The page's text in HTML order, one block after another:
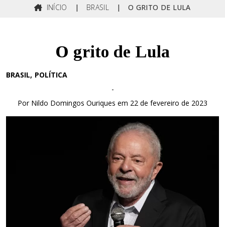
INÍCIO | BRASIL | O GRITO DE LULA
O grito de Lula
BRASIL POLÍTICA
-
Por Nildo Domingos Ouriques em 22 de fevereiro de 2023